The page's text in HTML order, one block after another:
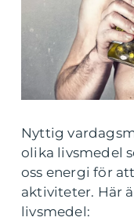
Nyttig
olika livsmedel
oss energi för
aktiviteter. Här
livsmedel: